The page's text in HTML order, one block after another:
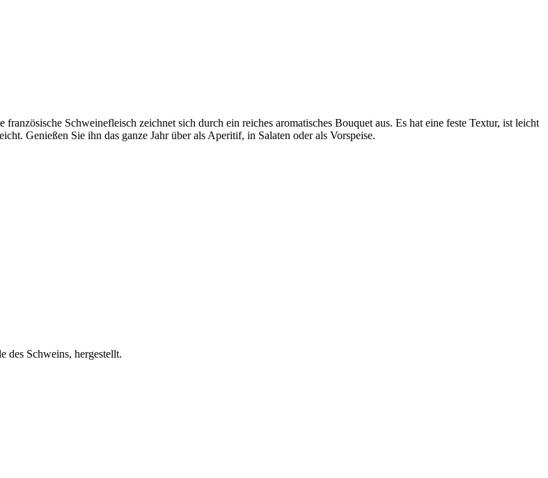
Schweinefleisch zeichnet sich durch ein reiches aromatisches Bouquet aus. Es hat eine feste Textur, ist leicht
Genießen Sie ihn das ganze Jahr über als Aperitif, in Salaten oder als Vorspeise.
des Schweins, hergestellt.